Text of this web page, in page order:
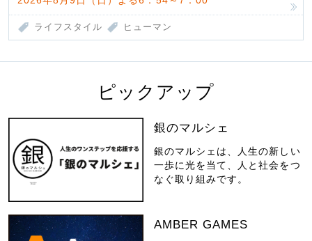
ライフスタイル ヒューマン
ピックアップ
銀のマルシェ
銀のマルシェは、人生の新しい
一歩に光を当て、人と社会をつ
なぐ取り組みです。
AMBER GAMES